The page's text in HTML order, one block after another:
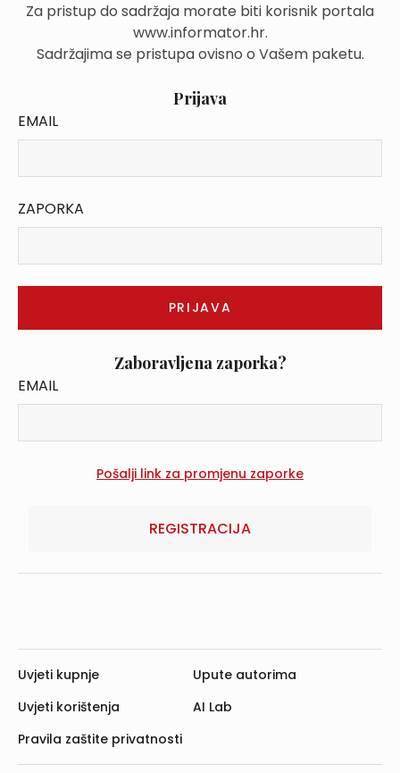
Za pristup do sadržaja morate biti korisnik portala
www.informator.hr.
Sadržajima se pristupa ovisno o Vašem paketu.
Prijava
EMAIL
ZAPORKA
Zaboravljena zaporka?
EMAIL
REGISTRACIJA
Uvjeti kupnje
Uvjeti korištenja
Pravila zaštite privatnosti
Upute autorima
AI Lab